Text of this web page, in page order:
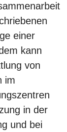
einer
kann
von
im
in der
und bei